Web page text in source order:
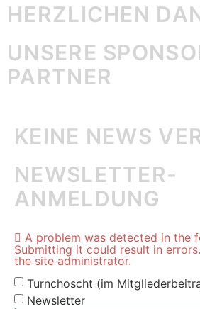
HERZLICHEN
UNSERE
PARTNER
KEINE NEWS
NEWSLETTER-
ANMELDUNG
A problem was detected in the
Submitting it could result in
the site administrator.
Turnchoscht (im
Newsletter